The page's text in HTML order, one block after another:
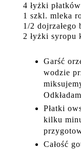
4 łyżki
1 szkl. mleka
1/2 dojrzałego
2 łyżki syropu
Garść
wodzie
Płatki
kilku
Całość